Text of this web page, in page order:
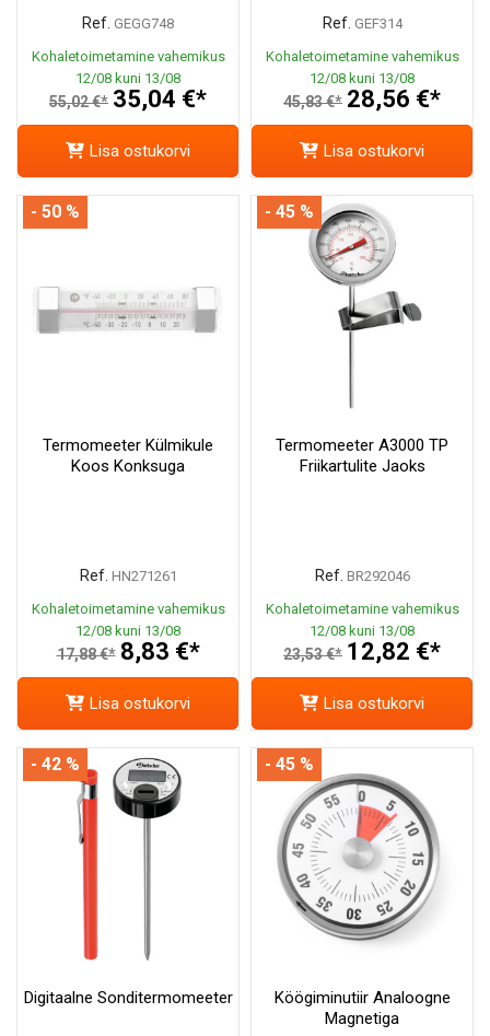
Ref. GEGG748
Kohaletoimetamine vahemikus
12/08 kuni 13/08
55,02 €* 35,04 €*
Lisa ostukorvi
Ref. GEF314
Kohaletoimetamine vahemikus
12/08 kuni 13/08
45,83 €* 28,56 €*
Lisa ostukorvi
Termomeeter Külmikule
Koos Konksuga
Ref. HN271261
Kohaletoimetamine vahemikus
12/08 kuni 13/08
17,88 €* 8,83 €*
- 50 %
Lisa ostukorvi
Termomeeter A3000 TP
Friikartulite Jaoks
Ref. BR292046
Kohaletoimetamine vahemikus
12/08 kuni 13/08
23,53 €* 12,82 €*
- 45 %
Lisa ostukorvi
Digitaalne Sonditermomeeter
- 42 %
Köögiminutiir Analoogne
Magnetiga
- 45 %